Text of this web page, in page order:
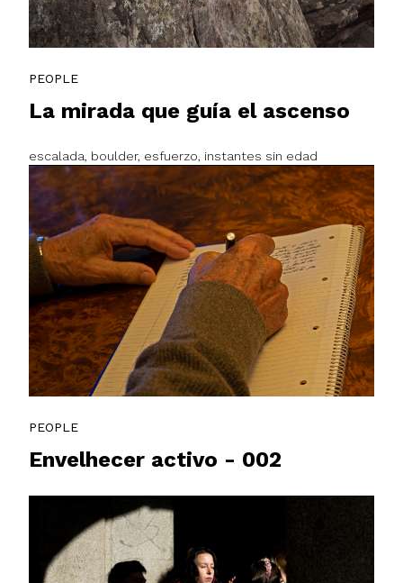
PEOPLE
La mirada que guía el ascenso
escalada, boulder, esfuerzo, instantes sin edad
PEOPLE
Envelhecer activo - 002